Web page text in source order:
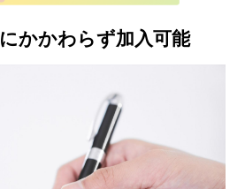
かかわらず加入可能